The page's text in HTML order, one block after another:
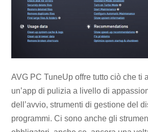
AVG PC TuneUp offre tutto ciò che ti
un’app di pulizia a livello di
dell’avvio, strumenti di gestione del
programmi. Ci sono anche gli